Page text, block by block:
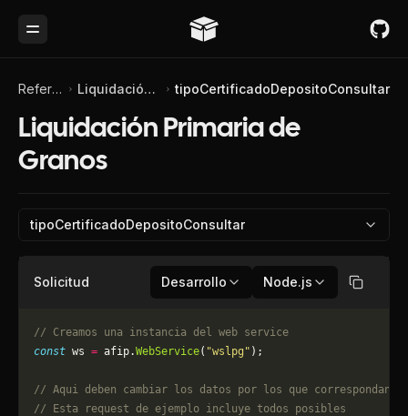
Toggle Menu
Referencia de API Liquidación Primaria de Granos tipoCertificadoDepositoConsultar
Liquidación Primaria de
Granos
tipoCertificadoDepositoConsultar
Solicitud Desarrollo Node.js Copiar
// Creamos una instancia del web service
const ws = afip.WebService( "wslpg" );
// Aqui deben cambiar los datos por los que correspondan.
// Esta request de ejemplo incluye todos posibles